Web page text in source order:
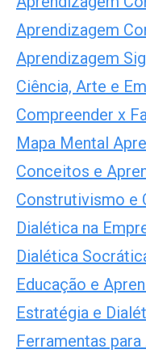
Aprendizagem
Aprendizagem
Ciência, Arte e
Compreender x
Mapa Mental
Conceitos e
Construtivismo e
Dialética na
Dialética
Educação e
Estratégia e
Ferramentas